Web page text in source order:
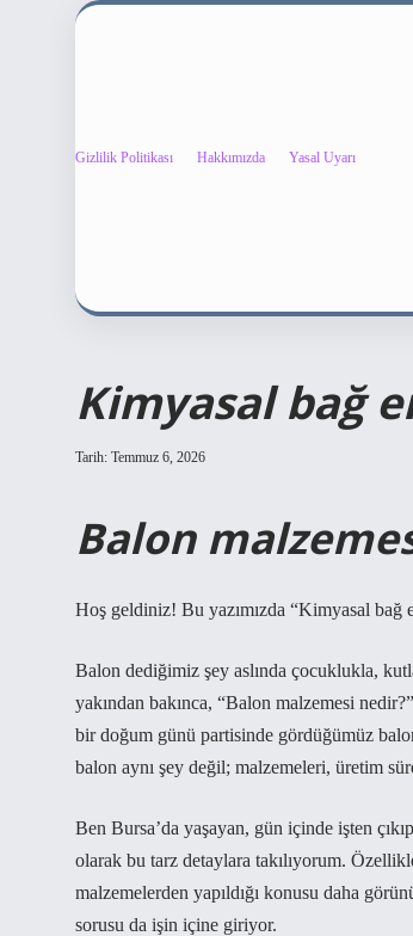
Gizlilik Politikası Hakkımızda Yasal Uyarı
Kimyasal bağ
Tarih: Temmuz 6, 2026
Balon
Hoş geldiniz! Bu yazımızda “Kimyasal bağ
Balon dediğimiz şey aslında çocuklukla,
yakından bakınca, “Balon malzemesi
bir doğum günü partisinde gördüğümüz
balon aynı şey değil; malzemeleri, üretim
Ben Bursa’da yaşayan, gün içinde işten
olarak bu tarz detaylara takılıyorum.
malzemelerden yapıldığı konusu daha
sorusu da işin içine giriyor.